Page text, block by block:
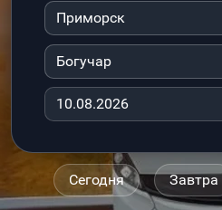
Приморск
Богучар
Сегодня Завтра